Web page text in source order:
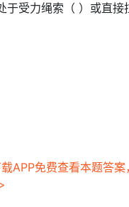
受力绳索（ ）或直接
APP免费查看本题答案